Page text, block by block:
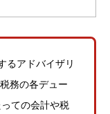
るアドバイザリ
務の各デュー
ての会計や税